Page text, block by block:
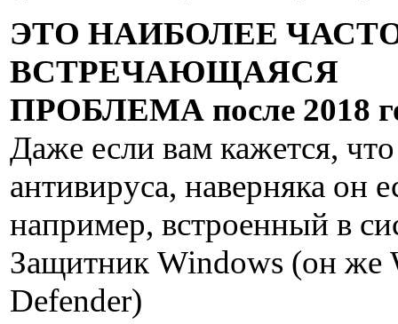
ЭТО НАИБОЛЕЕ
ВСТРЕЧАЮЩАЯСЯ
ПРОБЛЕМА после 2018
Даже если вам кажется, что
антивируса, наверняка он
например, встроенный в
Защитник Windows (он же
Defender)